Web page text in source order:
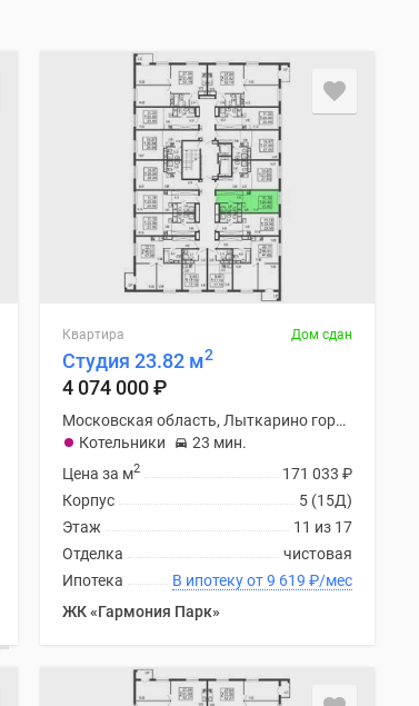
Квартира Дом сдан
Студия 23.82 м2
4 074 000₽
Московская область, Лыткарино городской округ
Котельники
23 мин.
171 033 ₽
Цена за м2
5 (15Д)
Корпус
11 из 17
Этаж
чистовая
Отделка
В ипотеку от 9 619 ₽/мес
Ипотека
ЖК «Гармония Парк»